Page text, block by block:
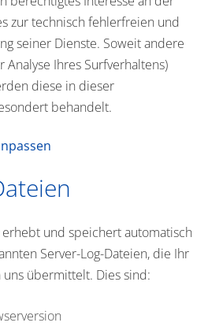
zur technisch fehlerfreien und
seiner Dienste. Soweit andere
Analyse Ihres Surfverhaltens)
diese in dieser
behandelt.
und speichert automatisch
Server-Log-Dateien, die Ihr
übermittelt. Dies sind: